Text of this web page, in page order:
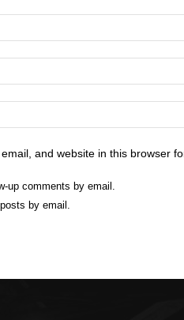
and website in this browser
up comments by email.
by email.